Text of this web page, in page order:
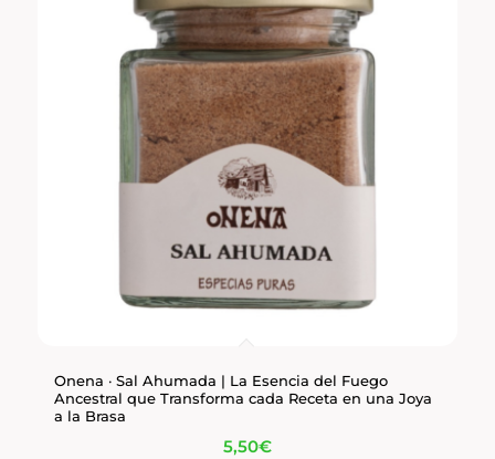
Onena · Sal Ahumada | La Esencia del Fuego
Ancestral que Transforma cada Receta en una Joya
a la Brasa
5,50€